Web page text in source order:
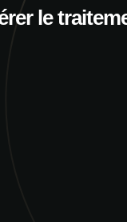
le